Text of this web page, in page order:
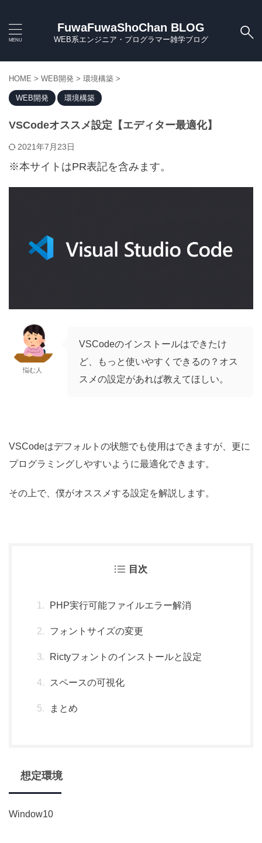
FuwaFuwaShoChan BLOG
WEB系エンジニア・プログラマー雑学ブログ
HOME > WEB開発 > 環境構築 >
WEB開発 環境構築
VSCodeオススメ設定【エディター最適化】
2021年7月23日
※本サイトはPR表記を含みます。
悩む人
VSCodeのインストールはできたけ
ど、もっと使いやすくできるの？オス
スメの設定があれば教えてほしい。
VSCodeはデフォルトの状態でも使用はできますが、更に
プログラミングしやすいように最適化できます。
その上で、僕がオススメする設定を解説します。
目次
PHP実行可能ファイルエラー解消
フォントサイズの変更
Rictyフォントのインストールと設定
スペースの可視化
まとめ
想定環境
Window10